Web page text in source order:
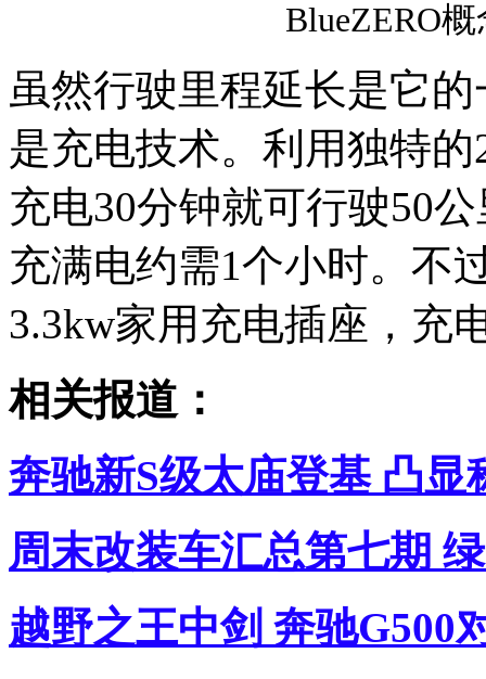
BlueZERO
虽然行驶里程延长是它
是充电技术。利用独特
充电30分钟就可行驶50
充满电约需1个小时。不
3.3kw家用充电插座，充
相关报道：
奔驰新S级太庙登基 凸显
周末改装车汇总第七期
越野之王中剑 奔驰G500